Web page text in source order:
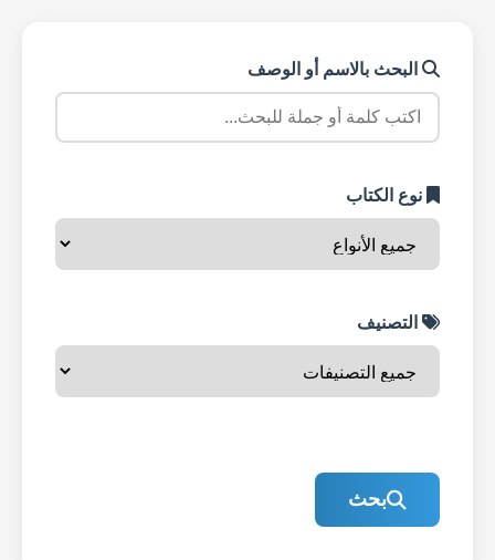
البحث بالاسم أو الوصف
نوع الكتاب
التصنيف
بحث